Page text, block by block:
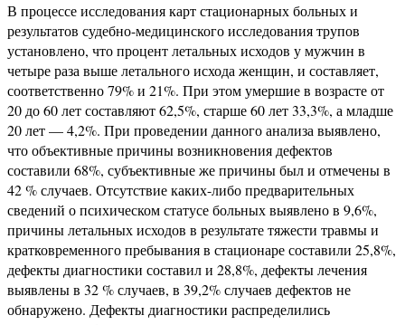
В процессе исследования карт стационарных больных и
результатов судебно-медицинского исследования трупов
установлено, что процент летальных исходов у мужчин в
четыре раза выше летального исхода женщин, и составляет,
соответственно 79% и 21%. При этом умершие в возрасте от
20 до 60 лет составляют 62,5%, старше 60 лет 33,3%, а младше
20 лет — 4,2%. При проведении данного анализа выявлено,
что объективные причины возникновения дефектов
составили 68%, субъективные же причины был и отмечены в
42 % случаев. Отсутствие каких-либо предварительных
сведений о психическом статусе больных выявлено в 9,6%,
причины летальных исходов в результате тяжести травмы и
кратковременного пребывания в стационаре составили 25,8%,
дефекты диагностики составил и 28,8%, дефекты лечения
выявлены в 32 % случаев, в 39,2% случаев дефектов не
обнаружено. Дефекты диагностики распределились